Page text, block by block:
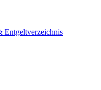
Entgeltverzeichnis